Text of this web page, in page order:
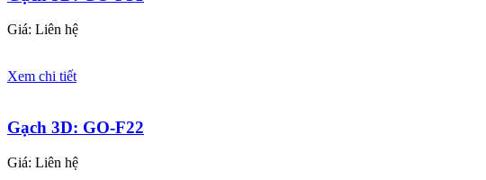
Giá: Liên hệ
Xem chi tiết
Gạch 3D: GO-F22
Giá: Liên hệ